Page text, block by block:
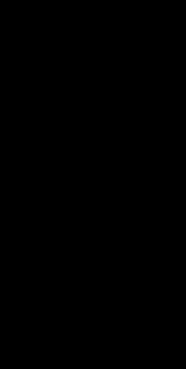
것을 자연스럽게 생각하며, 상대의 복종에서 만족감을